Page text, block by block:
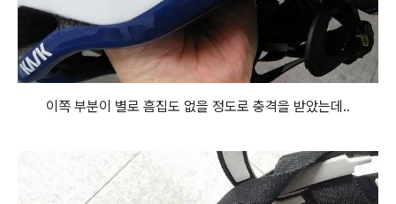
이쪽 부분이 별로 흠집도 없을 정도로 충격을 받았는데..